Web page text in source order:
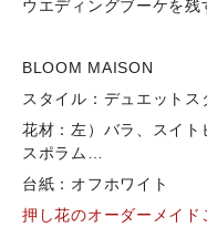
ウエディングブーケを残
BLOOM MAISON
スタイル：デュエットス
花材：左）バラ、スイ
スポラム…
台紙：オフホワイト
押し花のオーダーメイド